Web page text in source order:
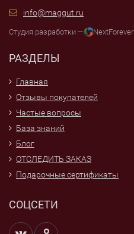
info@maggut.ru
Студия разработки — NextForever
РАЗДЕЛЫ
Главная
Отзывы покупателей
Частые вопросы
База знаний
Блог
ОТСЛЕДИТЬ ЗАКАЗ
Подарочные сертификаты
СОЦСЕТИ